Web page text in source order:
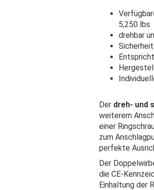
5,250 lbs
drehbar
Der dreh- und
weiterem
einer
zum
perfekte
Der
die CE-
Einhaltung der